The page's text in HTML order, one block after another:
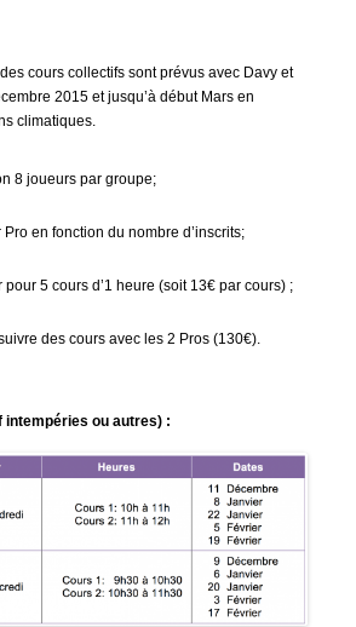
cours collectifs sont prévus avec Davy et
2015 et jusqu’à début Mars en
climatiques.
8 joueurs par groupe;
en fonction du nombre d’inscrits;
5 cours d’1 heure (soit 13€ par cours) ;
des cours avec les 2 Pros (130€).
intempéries ou autres) :